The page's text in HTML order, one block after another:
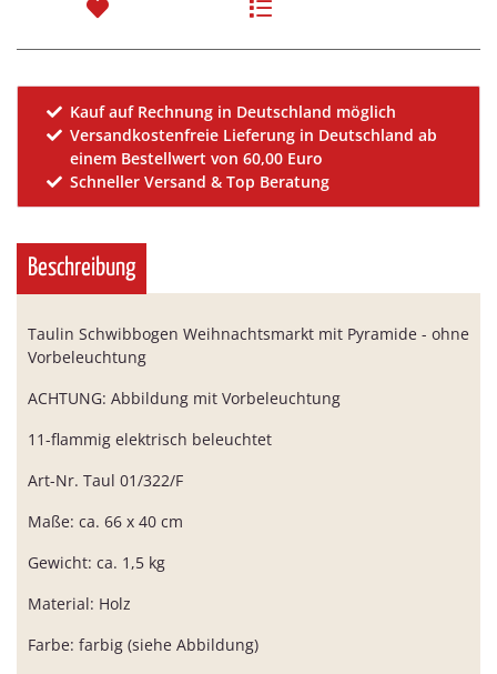
Kauf auf Rechnung in Deutschland möglich
Versandkostenfreie Lieferung in Deutschland ab
einem Bestellwert von 60,00 Euro
Schneller Versand & Top Beratung
Beschreibung
Taulin Schwibbogen Weihnachtsmarkt mit Pyramide - ohne
Vorbeleuchtung
ACHTUNG: Abbildung mit Vorbeleuchtung
11-flammig elektrisch beleuchtet
Art-Nr. Taul 01/322/F
Maße: ca. 66 x 40 cm
Gewicht: ca. 1,5 kg
Material: Holz
Farbe: farbig (siehe Abbildung)